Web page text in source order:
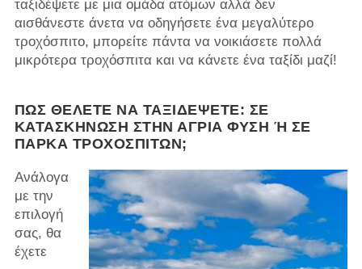
ταξιδέψετε με μια ομάδα ατόμων αλλά δεν
αισθάνεστε άνετα να οδηγήσετε ένα μεγαλύτερο
τροχόσπιτο, μπορείτε πάντα να νοικιάσετε πολλά
μικρότερα τροχόσπιτα και να κάνετε ένα ταξίδι μαζί!
ΠΏΣ ΘΈΛΕΤΕ ΝΑ ΤΑΞΙΔΈΨΕΤΕ: ΣΕ
ΚΑΤΑΣΚΉΝΩΣΗ ΣΤΗΝ ΆΓΡΙΑ ​​ΦΎΣΗ Ή ΣΕ Π
ΆΡΚΑ ΤΡΟΧΌΣΠΙΤΩΝ;
Ανάλογα
με την
επιλογή
σας, θα
έχετε